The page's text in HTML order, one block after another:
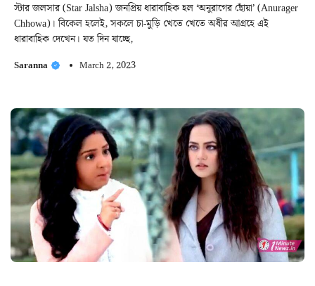
স্টার জলসার (Star Jalsha) জনপ্রিয় ধারাবাহিক হল ‘অনুরাগের ছোঁয়া’ (Anurager
Chhowa)। বিকেল হলেই, সকলে চা-মুড়ি খেতে খেতে অধীর আগ্রহে এই
ধারাবাহিক দেখেন। যত দিন যাচ্ছে,
Saranna March 2, 2023